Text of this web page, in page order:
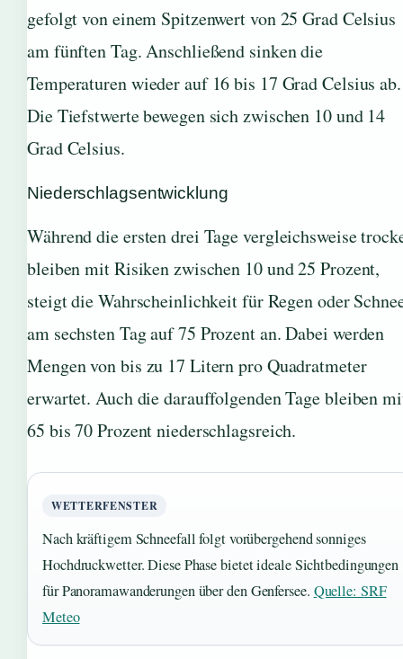
gefolgt von einem Spitzenwert von 25 Grad Celsius
am fünften Tag. Anschließend sinken die
Temperaturen wieder auf 16 bis 17 Grad Celsius ab.
Die Tiefstwerte bewegen sich zwischen 10 und 14
Grad Celsius.
Niederschlagsentwicklung
Während die ersten drei Tage vergleichsweise
bleiben mit Risiken zwischen 10 und 25 Prozent,
steigt die Wahrscheinlichkeit für Regen oder
am sechsten Tag auf 75 Prozent an. Dabei werden
Mengen von bis zu 17 Litern pro Quadratmeter
erwartet. Auch die darauffolgenden Tage bleiben
65 bis 70 Prozent niederschlagsreich.
WETTERFENSTER
Nach kräftigem Schneefall folgt vorübergehend sonniges
Hochdruckwetter. Diese Phase bietet ideale Sichtbedingungen
für Panoramawanderungen über den Genfersee. Quelle: SRF
Meteo